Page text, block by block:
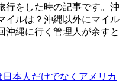
行をした時の記事です。沖
イルは？沖縄以外にマイル
沖縄に行く管理人が余すと
日本人だけでなくアメリカ